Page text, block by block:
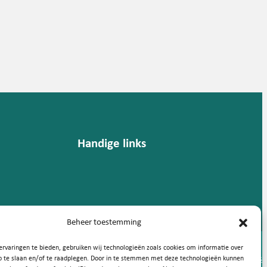
Beheer toestemming
te bieden, gebruiken wij technologieën zoals cookies om informatie over
te slaan en/of te raadplegen. Door in te stemmen met deze technologieën kunnen
Handige links
Privacy statementCookies